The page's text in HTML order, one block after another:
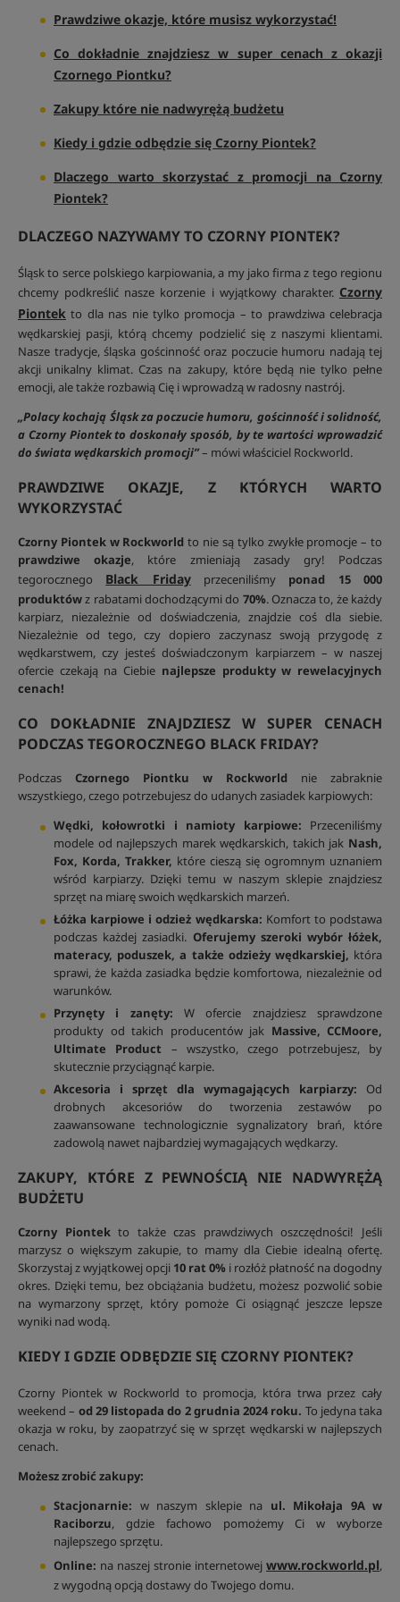
Prawdziwe okazje, które musisz wykorzystać!
Co dokładnie znajdziesz w super cenach z okazji
Czornego Piontku?
Zakupy które nie nadwyrężą budżetu
Kiedy i gdzie odbędzie się Czorny Piontek?
Dlaczego warto skorzystać z promocji na Czorny
Piontek?
DLACZEGO NAZYWAMY TO CZORNY PIONTEK?
Śląsk to serce polskiego karpiowania, a my jako firma z tego regionu
chcemy podkreślić nasze korzenie i wyjątkowy charakter. Czorny
Piontek to dla nas nie tylko promocja – to prawdziwa celebracja
wędkarskiej pasji, którą chcemy podzielić się z naszymi klientami.
Nasze tradycje, śląska gościnność oraz poczucie humoru nadają tej
akcji unikalny klimat. Czas na zakupy, które będą nie tylko pełne
emocji, ale także rozbawią Cię i wprowadzą w radosny nastrój.
„Polacy kochają Śląsk za poczucie humoru, gościnność i solidność,
a Czorny Piontek to doskonały sposób, by te wartości wprowadzić
do świata wędkarskich promocji”– mówi właściciel Rockworld.
PRAWDZIWE OKAZJE, Z KTÓRYCH WARTO
WYKORZYSTAĆ
Czorny Piontek w Rockworld to nie są tylko zwykłe promocje – to
prawdziwe okazje, które zmieniają zasady gry! Podczas
tegorocznego
Black Fridayprzeceniliśmy ponad 15 000
produktówz rabatami dochodzącymi do 70%. Oznacza to, że każdy
karpiarz, niezależnie od doświadczenia, znajdzie coś dla siebie.
Niezależnie od tego, czy dopiero zaczynasz swoją przygodę z
wędkarstwem, czy jesteś doświadczonym karpiarzem – w naszej
ofercie czekają na Ciebie najlepsze produkty w rewelacyjnych
cenach!
CO DOKŁADNIE ZNAJDZIESZ W SUPER CENACH
PODCZAS TEGOROCZNEGO BLACK FRIDAY?
Podczas Czornego Piontku w Rockworld nie zabraknie
wszystkiego, czego potrzebujesz do udanych zasiadek karpiowych:
Wędki, kołowrotki i namioty karpiowe: Przeceniliśmy
modele od najlepszych marek wędkarskich, takich jak Nash,
Fox, Korda, Trakker, które cieszą się ogromnym uznaniem
wśród karpiarzy. Dzięki temu w naszym sklepie znajdziesz
sprzęt na miarę swoich wędkarskich marzeń.
Łóżka karpiowe i odzież wędkarska: Komfort to podstawa
podczas każdej zasiadki. Oferujemy szeroki wybór łóżek,
materacy, poduszek, a także odzieży wędkarskiej, która
sprawi, że każda zasiadka będzie komfortowa, niezależnie od
warunków.
Przynęty i zanęty: W ofercie znajdziesz sprawdzone
produkty od takich producentów jak Massive, CCMoore,
Ultimate Product – wszystko, czego potrzebujesz, by
skutecznie przyciągnąć karpie.
Akcesoria i sprzęt dla wymagających karpiarzy: Od
drobnych akcesoriów do tworzenia zestawów po
zaawansowane technologicznie sygnalizatory brań, które
zadowolą nawet najbardziej wymagających wędkarzy.
ZAKUPY, KTÓRE Z PEWNOŚCIĄ NIE NADWYRĘŻĄ
BUDŻETU
Czorny Piontekto także czas prawdziwych oszczędności! Jeśli
marzysz o większym zakupie, to mamy dla Ciebie idealną ofertę.
Skorzystaj z wyjątkowej opcji 10 rat 0% i rozłóż płatność na dogodny
okres. Dzięki temu, bez obciążania budżetu, możesz pozwolić sobie
na wymarzony sprzęt, który pomoże Ci osiągnąć jeszcze lepsze
wyniki nad wodą.
KIEDY I GDZIE ODBĘDZIE SIĘ CZORNY PIONTEK?
Czorny Piontek w Rockworld to promocja, która trwa przez cały
weekend – od 29 listopada do 2 grudnia 2024 roku. To jedyna taka
okazja w roku, by zaopatrzyć się w sprzęt wędkarski w najlepszych
cenach.
Możesz zrobić zakupy:
Stacjonarnie: w naszym sklepie na ul. Mikołaja 9A w
Raciborzu, gdzie fachowo pomożemy Ci w wyborze
najlepszego sprzętu.
Online: na naszej stronie internetowej www.rockworld.pl,
z wygodną opcją dostawy do Twojego domu.